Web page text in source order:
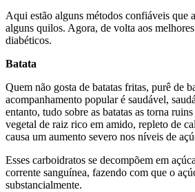
Aqui estão alguns métodos confiáveis que
alguns quilos. Agora, de volta aos
diabéticos.
Batata
Quem não gosta de batatas fritas, purê de
acompanhamento popular é saudável,
entanto, tudo sobre as batatas as torna
vegetal de raiz rico em amido, repleto de
causa um aumento severo nos níveis de
Esses carboidratos se decompõem em
corrente sanguínea, fazendo com que o
substancialmente.